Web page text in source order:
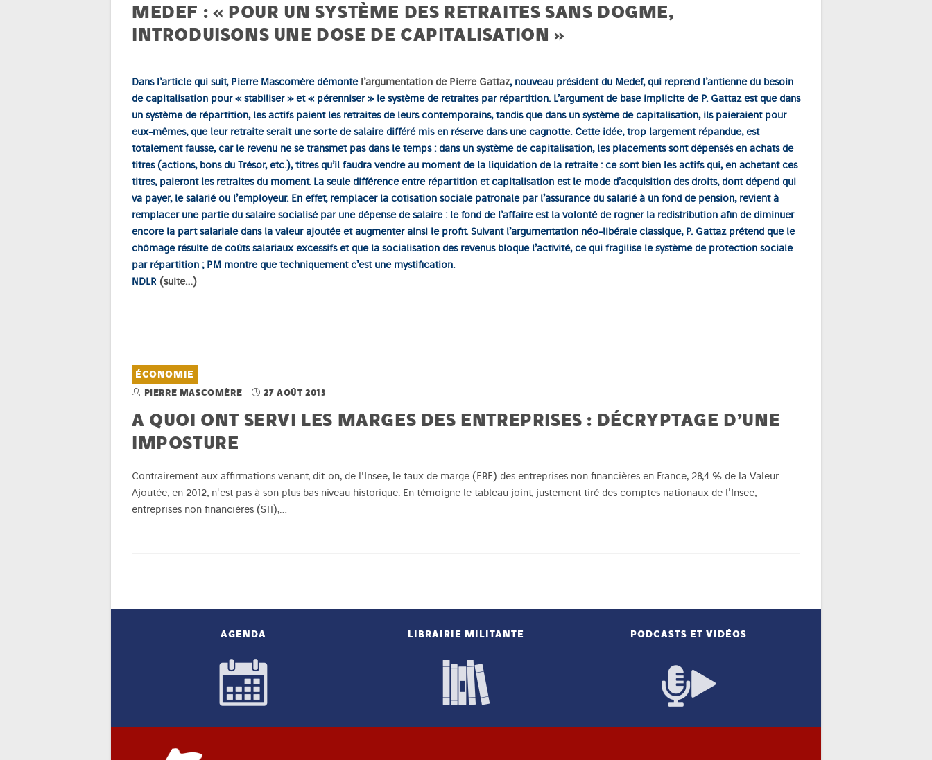
MEDEF : « POUR UN SYSTÈME DES RETRAITES SANS DOGME,
INTRODUISONS UNE DOSE DE CAPITALISATION »
Dans l’article qui suit, Pierre Mascomère démonte l’argumentation de Pierre Gattaz, nouveau président du Medef, qui reprend l’antienne du besoin
de capitalisation pour « stabiliser » et « pérenniser » le système de retraites par répartition. L’argument de base implicite de P. Gattaz est que dans
un système de répartition, les actifs paient les retraites de leurs contemporains, tandis que dans un système de capitalisation, ils paieraient pour
eux-mêmes, que leur retraite serait une sorte de salaire différé mis en réserve dans une cagnotte. Cette idée, trop largement répandue, est
totalement fausse, car le revenu ne se transmet pas dans le temps : dans un système de capitalisation, les placements sont dépensés en achats de
titres (actions, bons du Trésor, etc.), titres qu’il faudra vendre au moment de la liquidation de la retraite : ce sont bien les actifs qui, en achetant ces
titres, paieront les retraites du moment. La seule différence entre répartition et capitalisation est le mode d’acquisition des droits, dont dépend qui
va payer, le salarié ou l’employeur. En effet, remplacer la cotisation sociale patronale par l’assurance du salarié à un fond de pension, revient à
remplacer une partie du salaire socialisé par une dépense de salaire : le fond de l’affaire est la volonté de rogner la redistribution afin de diminuer
encore la part salariale dans la valeur ajoutée et augmenter ainsi le profit. Suivant l’argumentation néo-libérale classique, P. Gattaz prétend que le
chômage résulte de coûts salariaux excessifs et que la socialisation des revenus bloque l’activité, ce qui fragilise le système de protection sociale
par répartition ; PM montre que techniquement c’est une mystification.
NDLR (suite…)
ÉCONOMIE
PIERRE MASCOMÈRE 27 AOÛT 2013
A QUOI ONT SERVI LES MARGES DES ENTREPRISES : DÉCRYPTAGE D’UNE
IMPOSTURE
Contrairement aux affirmations venant, dit-on, de l'Insee, le taux de marge (EBE) des entreprises non financières en France, 28,4 % de la Valeur
Ajoutée, en 2012, n'est pas à son plus bas niveau historique. En témoigne le tableau joint, justement tiré des comptes nationaux de l'Insee,
entreprises non financières (S11),…
AGENDA LIBRAIRIE MILITANTE PODCASTS ET VIDÉOS